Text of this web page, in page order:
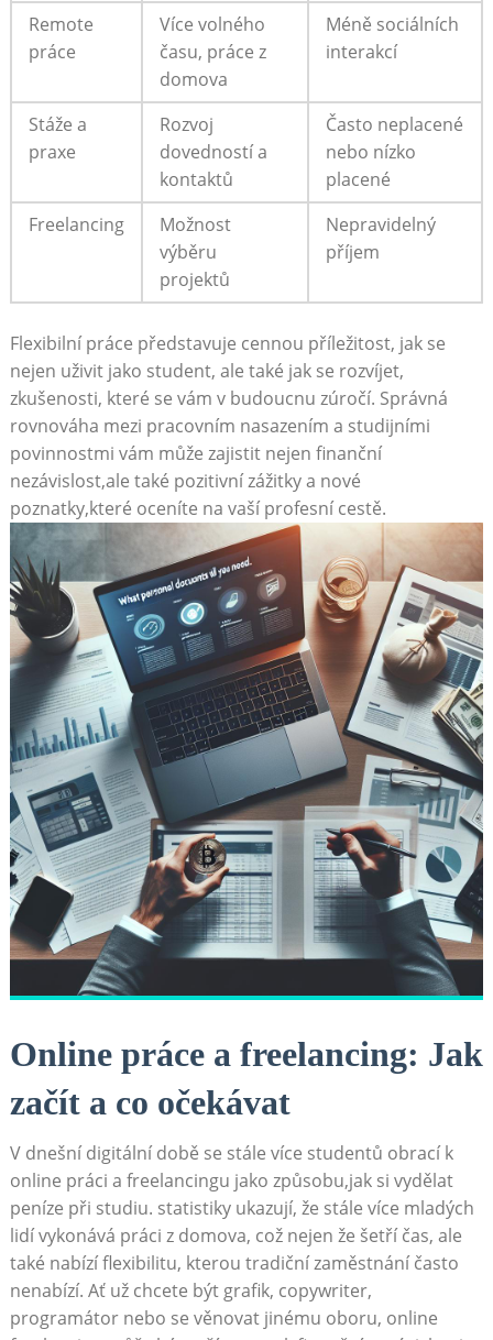
Remote
práce
Více volného
⁣času, práce z ​
domova
Méně‌ sociálních
interakcí
Stáže a
⁣praxe
Rozvoj
dovedností a
kontaktů
Často ​neplacené‍
nebo nízko
placené
Freelancing
Možnost
výběru
⁢projektů
Nepravidelný
‍příjem
Flexibilní práce představuje cennou příležitost, jak se
nejen uživit​ jako student, ale ⁣také jak⁣ se rozvíjet,
⁣zkušenosti, které⁣ se vám v⁢ budoucnu ‌zúročí. Správná
rovnováha mezi pracovním nasazením a studijními
povinnostmi vám může zajistit nejen finanční
nezávislost,ale také pozitivní zážitky a ​nové
poznatky,které oceníte na‍ vaší profesní cestě.
Online práce a freelancing: Jak
začít a co ⁢očekávat
V dnešní ⁢digitální době se stále více studentů obrací k
online práci a freelancingu jako způsobu,jak si vydělat
peníze při studiu. statistiky ukazují, že stále více mladých
⁢lidí vykonává práci ⁢z domova,‌ což nejen že šetří​ čas, ale
také⁢ nabízí flexibilitu,⁣ kterou tradiční zaměstnání často
nenabízí.​ Ať už chcete být grafik, ‍copywriter, ​
programátor nebo ⁣se ‌věnovat jinému oboru,⁣ online